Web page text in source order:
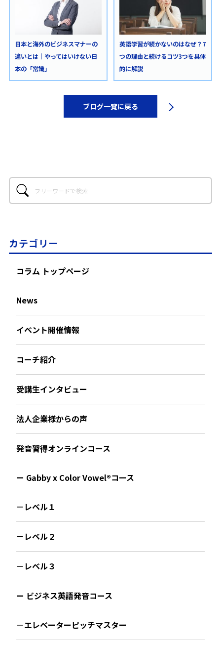
日本と海外のビジネスマナーの
違いとは｜やってはいけない日
本の「常識」
英語学習が続かないのはなぜ？7
つの理由と続けるコツ3つを具体
的に解説
ブログ一覧に戻る
カテゴリー
コラム トップページ
News
イベント開催情報
コーチ紹介
受講生インタビュー
法人企業様からの声
発音習得オンラインコース
ー Gabby x Color Vowel®︎コース
－レベル１
－レベル２
－レベル３
ー ビジネス英語発音コース
－エレベーターピッチマスター